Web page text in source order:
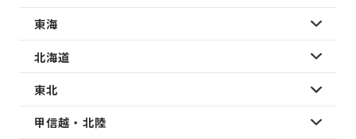
東海
北海道
東北
甲信越・北陸